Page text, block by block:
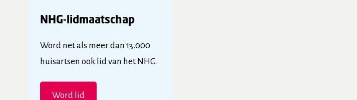
NHG-lidmaatschap
Word net als meer dan 13.000
huisartsen ook lid van het NHG.
Word lid